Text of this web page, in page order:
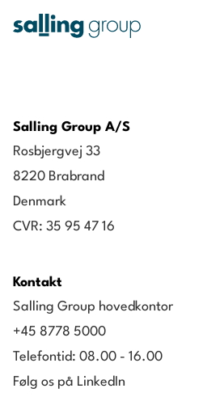
Salling Group A/S
Rosbjergvej 33
8220 Brabrand
Denmark
CVR: 35 95 47 16
Kontakt
Salling Group hovedkontor
+45 8778 5000
Telefontid: 08.00 - 16.00
Følg os på LinkedIn